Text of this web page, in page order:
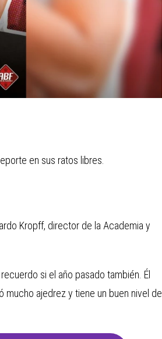
en sus ratos libres.
Kropff, director de la Academia y
si el año pasado también. Él
mucho ajedrez y tiene un buen nivel de